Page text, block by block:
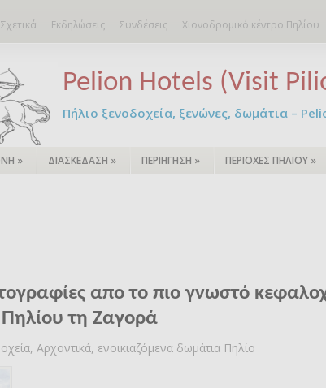
Σχετικά Εκδηλώσεις Συνδέσεις Χιονοδρομικό κέντρο Πηλίου
Pelion Hotels (Visit
Πήλιο ξενοδοχεία, ξενώνες, δωμάτια –
» ΔΙΑΣΚΕΔΑΣΗ » ΠΕΡΙΗΓΗΣΗ » ΠΕΡΙΟΧΕΣ ΠΗΛΙΟΥ »
απο το πιο γνωστό
τη Ζαγορά
Αρχοντικά, ενοικιαζόμενα δωμάτια Πηλίο